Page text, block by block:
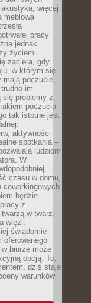
więcej
meblowa
pracy
jednak
życiem
zaciera, gdy
w którym się
mają poczucie,
im
się problemy z
poczucia
tak istotne jest
aktywności
spotkania –
ludziom
W
czasu w domu,
będzie
z
w twarz,
więzi.
świadomie
oferowanego
biurze może
opcją. To,
dziś staje
warunków